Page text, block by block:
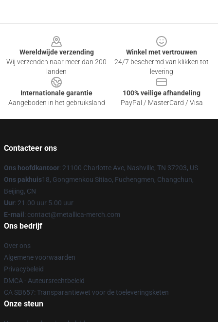
Wereldwijde verzending
Wij verzenden naar meer dan 200
landen
Winkel met vertrouwen
24/7 beschermd van klikken tot
levering
Internationale garantie
Aangeboden in het gebruiksland
100% veilige afhandeling
PayPal / MasterCard / Visa
Contacteer ons
Ons hoofdkantoor: 21100 Charlotte Ave, Nashville, TN 37203, US
Ons pakhuis18, Gongmenkou Sitiao, Fuchengmen, Changchun,
Beijing, CN
Uur: 21.00 uur 5.00 uur
E-mail : contact@metallica-merch.com
Ons bedrijf
Over ons
Algemene voorwaarden
Privacybeleid
DMCA - Auteursrechtbeleid
CA SB657: Transparantiewet voor de toeleveringsketen
Onze steun